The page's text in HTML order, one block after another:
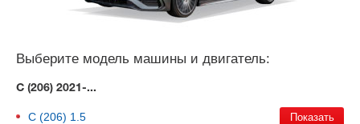
Выберите модель машины и двигатель:
C (206) 2021-...
C (206) 1.5